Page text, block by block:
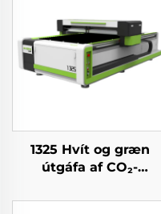
1325 Hvít og græn
útgáfa af CO₂-
ríðvél fyrir akryl, við,